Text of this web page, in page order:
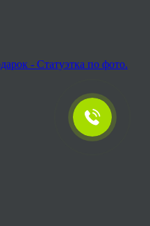
- Статуэтка по фото.